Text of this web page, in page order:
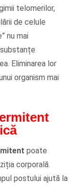
telomerilor,
de celule
nu mai
Eliminarea lor
organism mai
poate
corporală.
postului ajută la